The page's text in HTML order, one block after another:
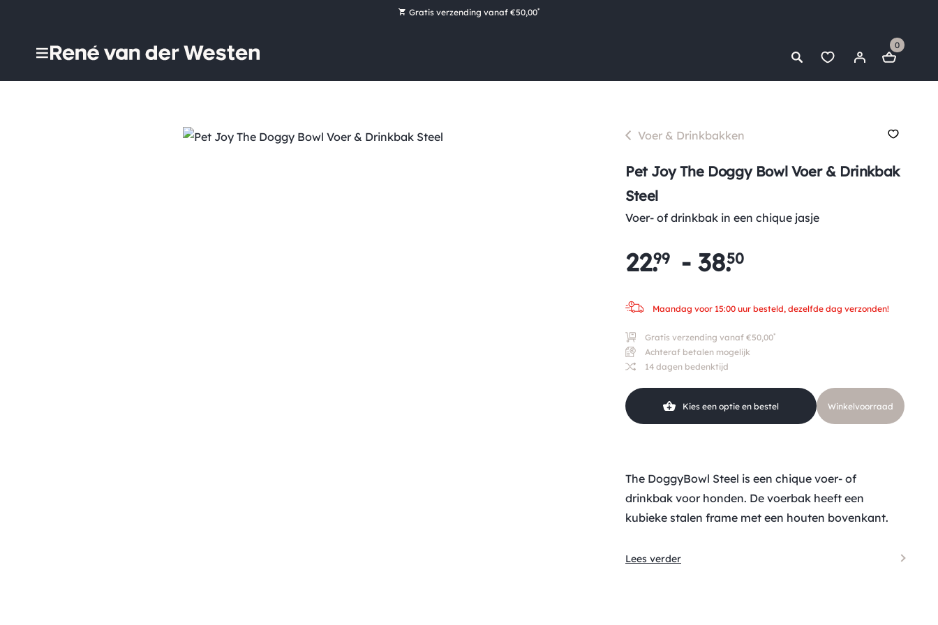
Gratis verzending vanaf €50,00*
0
Voer & Drinkbakken
Pet Joy The Doggy Bowl Voer & Drinkbak
Steel
Voer- of drinkbak in een chique jasje
22.99 - 38.50
Maandag voor 15:00 uur besteld, dezelfde dag verzonden!
Gratis verzending vanaf €50,00*
Achteraf betalen mogelijk
14 dagen bedenktijd
Kies een optie en bestel Winkelvoorraad
The DoggyBowl Steel is een chique voer- of
drinkbak voor honden. De voerbak heeft een
kubieke stalen frame met een houten bovenkant.
Lees verder